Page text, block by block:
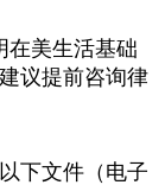
在美生活基础
议提前咨询律
下文件（电子